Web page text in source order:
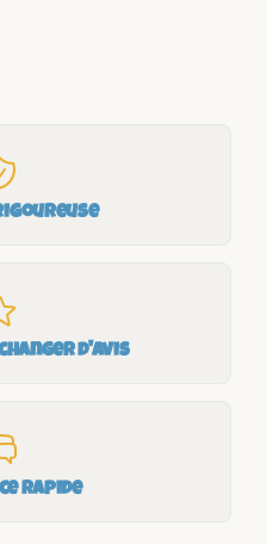
d'avis
rapide